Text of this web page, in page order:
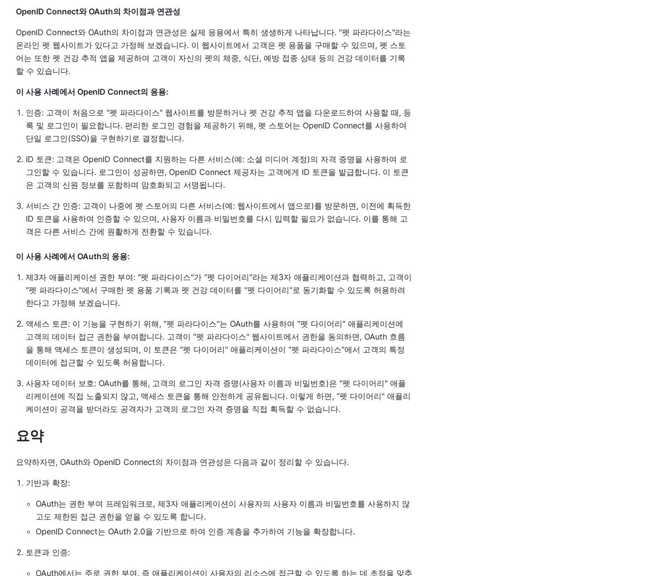
OpenID Connect와 OAuth의 차이점과 연관성
OpenID Connect와 OAuth의 차이점과 연관성은 실제 응용에서 특히 생생하게 나타납니다. "펫 파라다이스"라는
온라인 펫 웹사이트가 있다고 가정해 보겠습니다. 이 웹사이트에서 고객은 펫 용품을 구매할 수 있으며, 펫 스토
어는 또한 펫 건강 추적 앱을 제공하여 고객이 자신의 펫의 체중, 식단, 예방 접종 상태 등의 건강 데이터를 기록
할 수 있습니다.
이 사용 사례에서 OpenID Connect의 응용:
인증: 고객이 처음으로 "펫 파라다이스" 웹사이트를 방문하거나 펫 건강 추적 앱을 다운로드하여 사용할 때, 등
록 및 로그인이 필요합니다. 편리한 로그인 경험을 제공하기 위해, 펫 스토어는 OpenID Connect를 사용하여
단일 로그인(SSO)을 구현하기로 결정합니다.
ID 토큰: 고객은 OpenID Connect를 지원하는 다른 서비스(예: 소셜 미디어 계정)의 자격 증명을 사용하여 로
그인할 수 있습니다. 로그인이 성공하면, OpenID Connect 제공자는 고객에게 ID 토큰을 발급합니다. 이 토큰
은 고객의 신원 정보를 포함하며 암호화되고 서명됩니다.
서비스 간 인증: 고객이 나중에 펫 스토어의 다른 서비스(예: 웹사이트에서 앱으로)를 방문하면, 이전에 획득한
ID 토큰을 사용하여 인증할 수 있으며, 사용자 이름과 비밀번호를 다시 입력할 필요가 없습니다. 이를 통해 고
객은 다른 서비스 간에 원활하게 전환할 수 있습니다.
이 사용 사례에서 OAuth의 응용:
제3자 애플리케이션 권한 부여: "펫 파라다이스"가 "펫 다이어리"라는 제3자 애플리케이션과 협력하고, 고객이
"펫 파라다이스"에서 구매한 펫 용품 기록과 펫 건강 데이터를 "펫 다이어리"로 동기화할 수 있도록 허용하려
한다고 가정해 보겠습니다.
액세스 토큰: 이 기능을 구현하기 위해, "펫 파라다이스"는 OAuth를 사용하여 "펫 다이어리" 애플리케이션에
고객의 데이터 접근 권한을 부여합니다. 고객이 "펫 파라다이스" 웹사이트에서 권한을 동의하면, OAuth 흐름
을 통해 액세스 토큰이 생성되며, 이 토큰은 "펫 다이어리" 애플리케이션이 "펫 파라다이스"에서 고객의 특정
데이터에 접근할 수 있도록 허용합니다.
사용자 데이터 보호: OAuth를 통해, 고객의 로그인 자격 증명(사용자 이름과 비밀번호)은 "펫 다이어리" 애플
리케이션에 직접 노출되지 않고, 액세스 토큰을 통해 안전하게 공유됩니다. 이렇게 하면, "펫 다이어리" 애플리
케이션이 공격을 받더라도 공격자가 고객의 로그인 자격 증명을 직접 획득할 수 없습니다.
요약
요약하자면, OAuth와 OpenID Connect의 차이점과 연관성은 다음과 같이 정리할 수 있습니다.
기반과 확장:
OAuth는 권한 부여 프레임워크로, 제3자 애플리케이션이 사용자의 사용자 이름과 비밀번호를 사용하지 않
고도 제한된 접근 권한을 얻을 수 있도록 합니다.
OpenID Connect는 OAuth 2.0을 기반으로 하여 인증 계층을 추가하여 기능을 확장합니다.
토큰과 인증:
OAuth에서는 주로 권한 부여, 즉 애플리케이션이 사용자의 리소스에 접근할 수 있도록 하는 데 초점을 맞추